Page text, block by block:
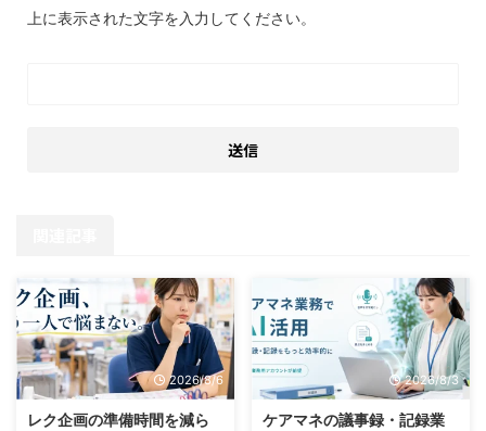
上に表示された文字を入力してください。
2026/8/6
レク企画の準備時間を減ら
2026/8/3
ケアマネの議事録・記録業